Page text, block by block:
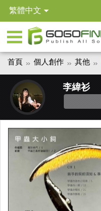
繁體中文
首頁 個人創作 其他
李緯衫